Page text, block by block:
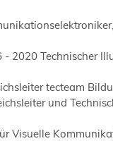
2020 Technischer
tecteam
und
Visuelle